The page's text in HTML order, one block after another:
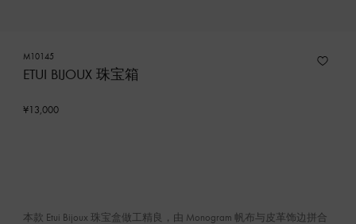
M10145
ETUI BIJOUX 珠宝箱
¥13,000
本款 Etui Bijoux 珠宝盒做工精良，由 Monogram 帆布与皮革饰边拼合